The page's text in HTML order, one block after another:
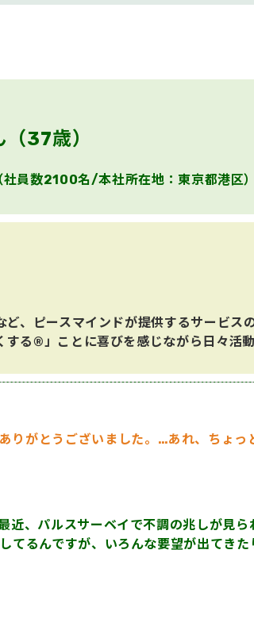
37歳）
員数2100名/本社所在地：東京都港区）
ど、ピースマインドが提供するサービス
る®」ことに喜びを感じながら日々活
がとうございました。…あれ、ちょっ
近、パルスサーベイで不調の兆しが見
てるんですが、いろんな要望が出てき